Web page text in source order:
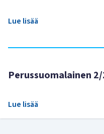
Lue lisää
Perussuomalainen
Lue lisää